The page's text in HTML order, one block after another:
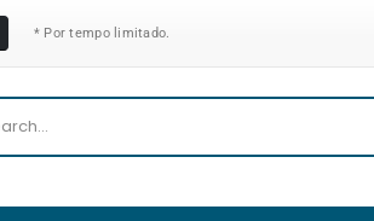
* Por tempo limitado.